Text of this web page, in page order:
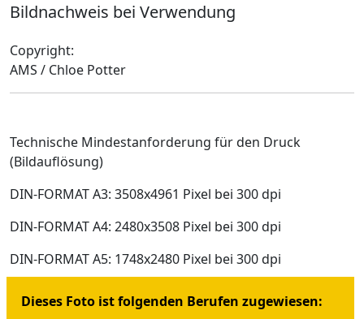
Bildnachweis bei Verwendung
Copyright:
AMS / Chloe Potter
Technische Mindestanforderung für den Druck
(Bildauflösung)
DIN-FORMAT A3: 3508x4961 Pixel bei 300 dpi
DIN-FORMAT A4: 2480x3508 Pixel bei 300 dpi
DIN-FORMAT A5: 1748x2480 Pixel bei 300 dpi
Dieses Foto ist folgenden Berufen zugewiesen: